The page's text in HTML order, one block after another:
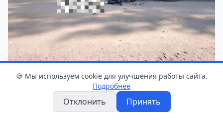
На месте смертельного ДТП с участием мотоцикла в
Ивьевском районе, 25 июля 2026 года.
Фото: ГАИ УВД Гродненского облисполкома
🍪 Мы используем cookie для улучшения работы сайта.
Подробнее
Отклонить Принять